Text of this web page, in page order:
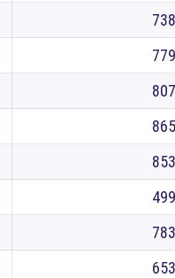
738
779
807
865
853
499
783
653